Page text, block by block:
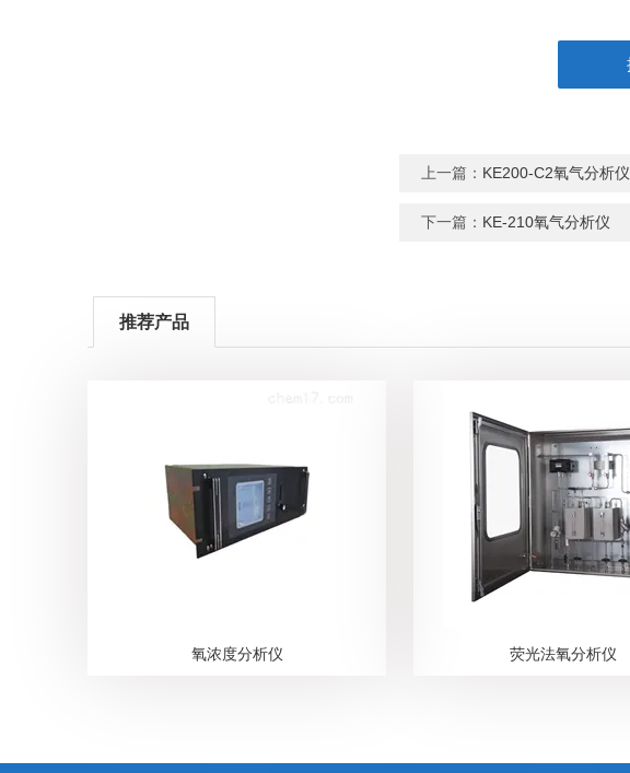
上一篇： KE200-C2氧气分析仪
下一篇： KE-210氧气分析仪
推荐产品
氧浓度分析仪 荧光法氧分析仪